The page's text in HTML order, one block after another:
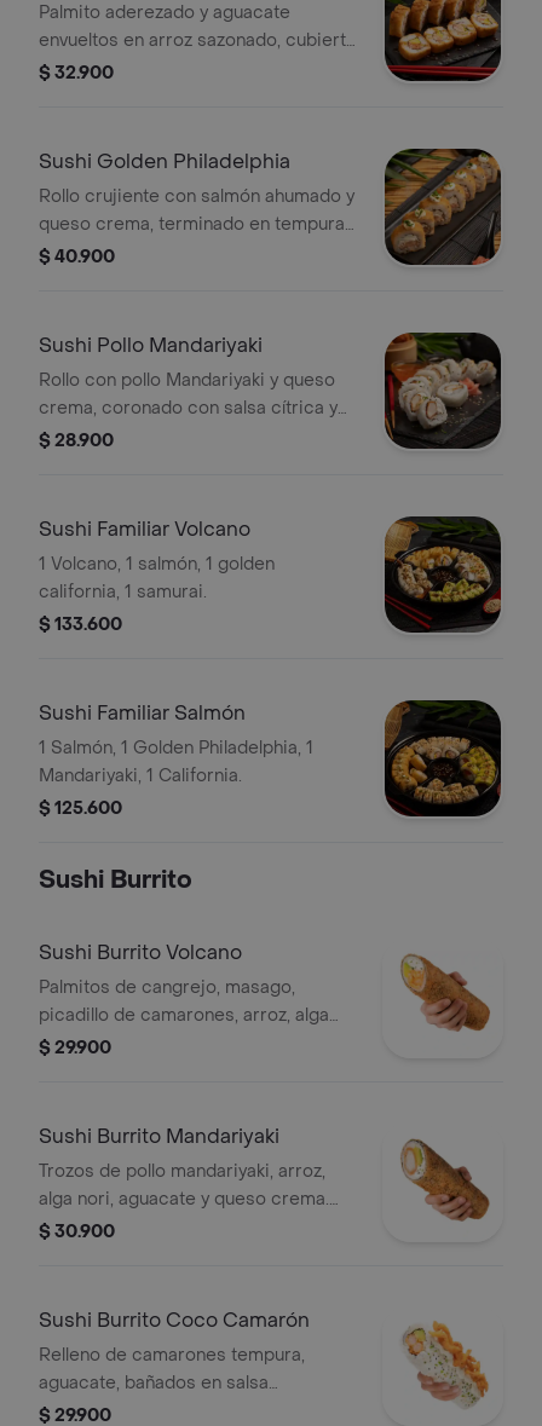
Palmito aderezado y aguacate
envueltos en arroz sazonado, cubierto
con una capa crujiente de tempura y
$ 32.900
Sushi Golden Philadelphia
Rollo crujiente con salmón ahumado y
queso crema, terminado en tempura y
bañado en anguila glaseada, con un
$ 40.900
Sushi Pollo Mandariyaki
Rollo con pollo Mandariyaki y queso
crema, coronado con salsa cítrica y
mayonesa sriracha suave. Un bocado
$ 28.900
Sushi Familiar Volcano
1 Volcano, 1 salmón, 1 golden
california, 1 samurai.
$ 133.600
Sushi Familiar Salmón
1 Salmón, 1 Golden Philadelphia, 1
Mandariyaki, 1 California.
$ 125.600
Sushi Burrito
Sushi Burrito Volcano
Palmitos de cangrejo, masago,
picadillo de camarones, arroz, alga
nori, aguacate, mayonesa ligeramente
$ 29.900
Sushi Burrito Mandariyaki
Trozos de pollo mandariyaki, arroz,
alga nori, aguacate y queso crema.
Con salsa Mandariyaki
$ 30.900
Sushi Burrito Coco Camarón
Relleno de camarones tempura,
aguacate, bañados en salsa
acevichada y crema de coco con un
$ 29.900